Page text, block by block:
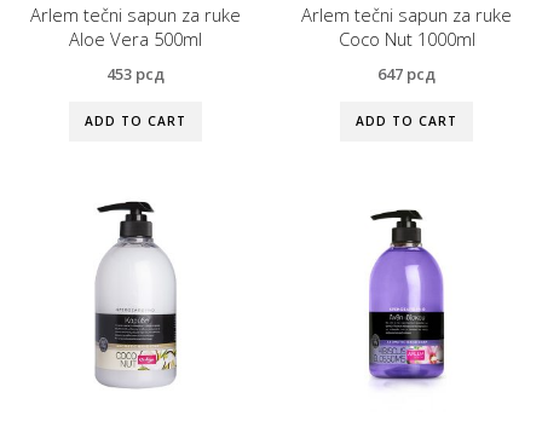
Arlem tečni sapun za ruke
Aloe Vera 500ml
453 рсд
ADD TO CART
Arlem tečni sapun za ruke
Coco Nut 1000ml
647 рсд
ADD TO CART